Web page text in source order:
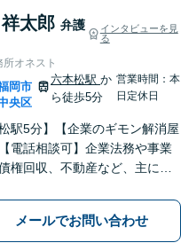
太郎 弁護
インタビューを見
る
オネスト
岡市
央区
六本松駅か
ら徒歩5分
営業時間：本
日定休日
松駅5分】【企業のギモン解消屋
電話相談可】企業法務や事業
権回収、不動産など、主に企
まが安心して本業に専念でき
法律に関するちょっとした疑
メールでお問い合わせ